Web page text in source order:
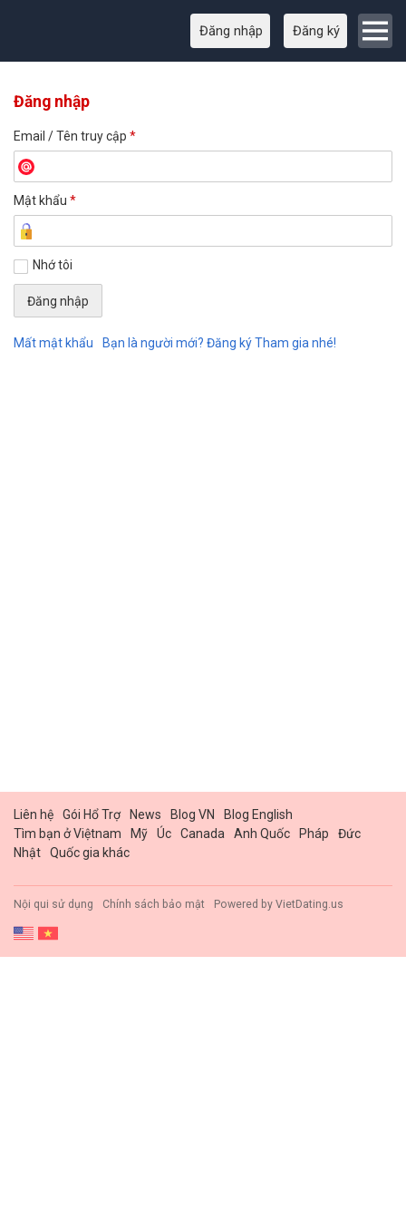
Đăng nhập Đăng ký
Đăng nhập
Email / Tên truy cập *
Mật khẩu *
Nhớ tôi
Mất mật khẩu Bạn là người mới? Đăng ký Tham gia nhé!
Liên hệ Gói Hổ Trợ News Blog VN
Blog English
Tìm bạn ở Việtnam
Mỹ Úc Canada Anh Quốc Pháp
Đức
Nhật
Quốc gia khác
Nội qui sử dụng Chính sách bảo mật Powered by VietDating.us